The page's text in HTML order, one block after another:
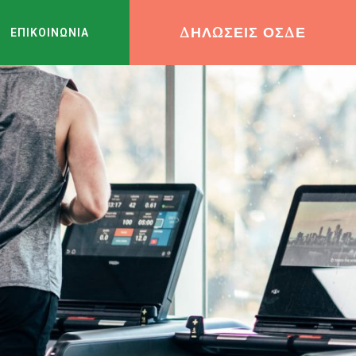
ΔΗΛΩΣΕΙΣ ΟΣΔΕ
ΕΠΙΚΟΙΝΩΝΙΑ